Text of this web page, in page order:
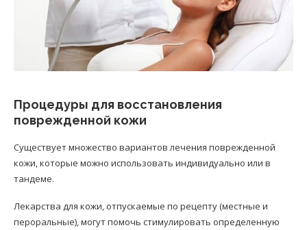
Процедуры для восстановления
поврежденной кожи
Существует множество вариантов лечения поврежденной
кожи, которые можно использовать индивидуально или в
тандеме.
Лекарства для кожи, отпускаемые по рецепту (местные и
пероральные), могут помочь стимулировать определенную